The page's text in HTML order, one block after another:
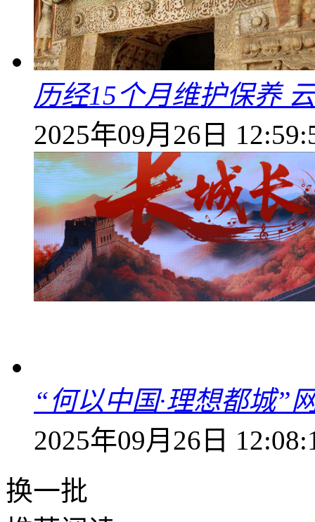
历经15个月维护保养
2025年09月26日
“何以中国·理想都城”
2025年09月26日
换一批